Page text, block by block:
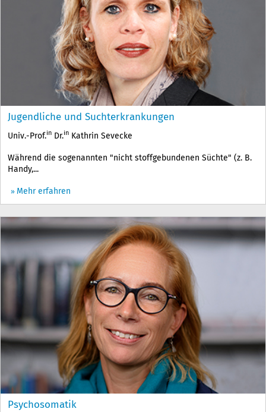
Jugendliche und Suchterkrankungen
Univ.-Prof.in Dr.in Kathrin Sevecke
Während die sogenannten "nicht stoffgebundenen Süchte" (z. B.
Handy,...
Mehr erfahren
Psychosomatik